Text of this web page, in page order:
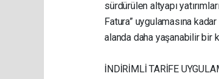
sürdürülen altyapı
Fatura” uygulamasına
alanda daha yaşanabilir bir
İNDİRİMLİ TARİFE